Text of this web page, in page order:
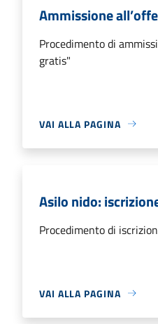
Ammissione
Procedimento di
gratis"
VAI ALLA PAGINA
Asilo nido:
Procedimento di
VAI ALLA PAGINA